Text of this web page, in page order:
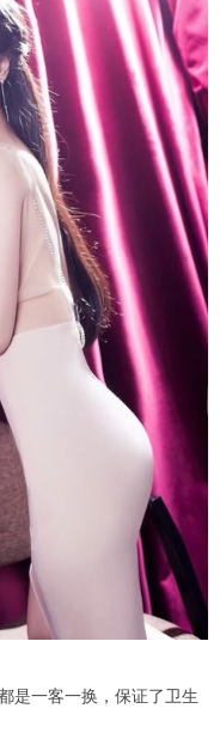
一客一换，保证了卫生